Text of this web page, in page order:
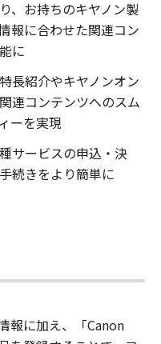
、お持ちのキヤノン製
報に合わせた関連コン
に
長紹介やキヤノンオン
連コンテンツへのスム
ーを実現
サービスの申込・決
続きをより簡単に
報に加え、「Canon